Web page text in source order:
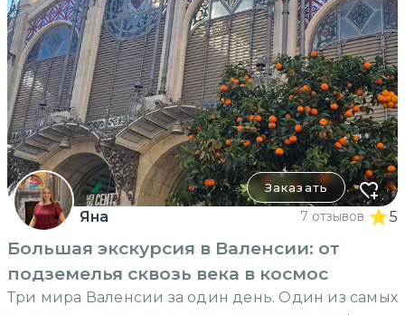
Заказать
Яна 7 отзывов 5
Большая экскурсия в Валенсии: от
подземелья сквозь века в космос
Три мира Валенсии за один день. Один из самых